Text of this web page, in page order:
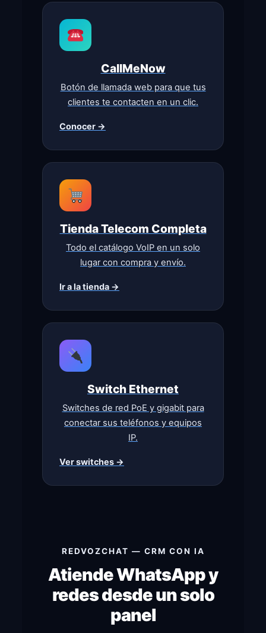
CallMeNow
Botón de llamada web para que tus
clientes te contacten en un clic.
Conocer →
Tienda Telecom Completa
Todo el catálogo VoIP en un solo
lugar con compra y envío.
Ir a la tienda →
Switch Ethernet
Switches de red PoE y gigabit para
conectar sus teléfonos y equipos
IP.
Ver switches →
REDVOZCHAT — CRM CON IA
Atiende WhatsApp y
redes desde un solo
panel